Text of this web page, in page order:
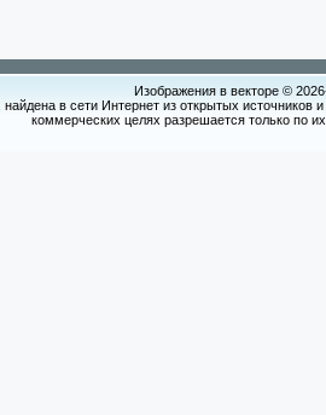
Изображения в векторе ©
в сети Интернет из открытых источников
коммерческих целях разрешается только